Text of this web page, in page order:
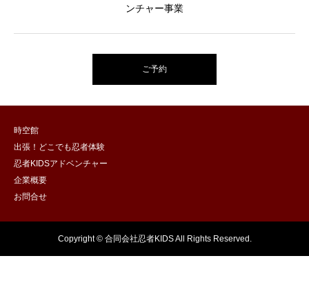
ンチャー事業
ご予約
時空館
出張！どこでも忍者体験
忍者KIDSアドベンチャー
企業概要
お問合せ
Copyright © 合同会社忍者KIDS All Rights Reserved.